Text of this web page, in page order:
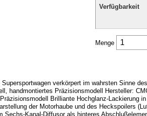
Verfügbarkeit
Menge
verkörpert im wahrsten Sinne
handmontiertes Präzisionsmodell Hersteller:
Brilliante Hochglanz-Lackierung
der Motorhaube und des Heckspoilers
Kanal-Diffusor als hinteres